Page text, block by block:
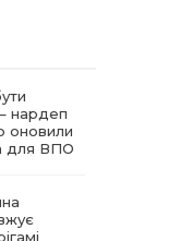
нардеп
оновили
для ВПО